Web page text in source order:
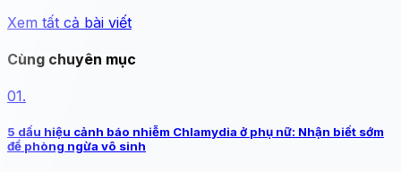
Xem tất cả bài viết
Cùng chuyên mục
01.
5 dấu hiệu cảnh báo nhiễm Chlamydia ở phụ nữ: Nhận biết sớm
để phòng ngừa vô sinh